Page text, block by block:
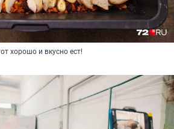
хорошо и вкусно ест!